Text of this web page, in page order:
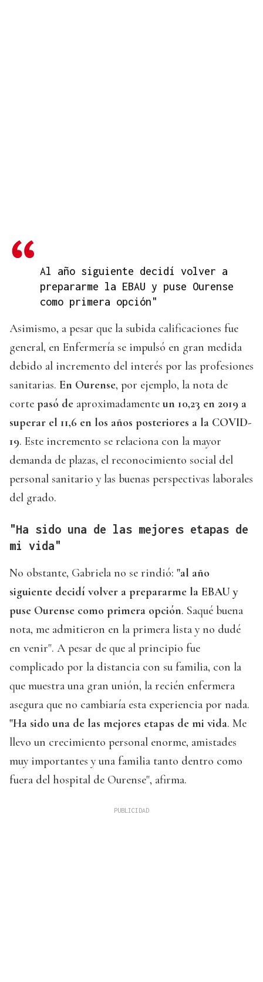
Al año siguiente decidí volver a
prepararme la EBAU y puse Ourense
como primera opción"
Asimismo, a pesar que la subida calificaciones fue
general, en Enfermería se impulsó en gran medida
debido al incremento del interés por las profesiones
sanitarias. En Ourense, por ejemplo, la nota de
corte pasó de aproximadamente un 10,23 en 2019 a
superar el 11,6 en los años posteriores a la COVID-
19. Este incremento se relaciona con la mayor
demanda de plazas, el reconocimiento social del
personal sanitario y las buenas perspectivas laborales
del grado.
"Ha sido una de las mejores etapas de
mi vida"
No obstante, Gabriela no se rindió: "al año
siguiente decidí volver a prepararme la EBAU y
puse Ourense como primera opción. Saqué buena
nota, me admitieron en la primera lista y no dudé
en venir". A pesar de que al principio fue
complicado por la distancia con su familia, con la
que muestra una gran unión, la recién enfermera
asegura que no cambiaría esta experiencia por nada.
"Ha sido una de las mejores etapas de mi vida. Me
llevo un crecimiento personal enorme, amistades
muy importantes y una familia tanto dentro como
fuera del hospital de Ourense", afirma.